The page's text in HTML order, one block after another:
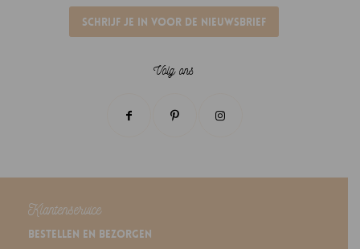
Schrijf je in voor de nieuwsbrief
Volg ons
Klantenservice
Bestellen en bezorgen